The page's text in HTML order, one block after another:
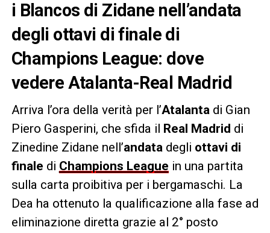
i Blancos di Zidane nell’andata
degli ottavi di finale di
Champions League: dove
vedere Atalanta-Real Madrid
Arriva l’ora della verità per l’Atalantadi Gian
Piero Gasperini, che sfida il
Real Madrid di
Zinedine Zidane nell’andatadegli ottavi di
finale di Champions League in una partita
sulla carta proibitiva per i bergamaschi. La
Dea ha ottenuto la qualificazione alla fase ad
eliminazione diretta grazie al 2° posto